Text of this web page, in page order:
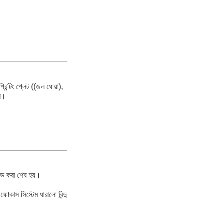
প্লেট ((জল ধোয়া),
করা শেষ হয়।
সিস্টেম ধারালো বিন্দু